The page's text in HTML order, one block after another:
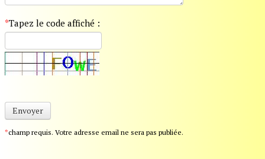
*Tapez le code affiché :
Envoyer
*champ requis. Votre adresse email ne sera pas publiée.